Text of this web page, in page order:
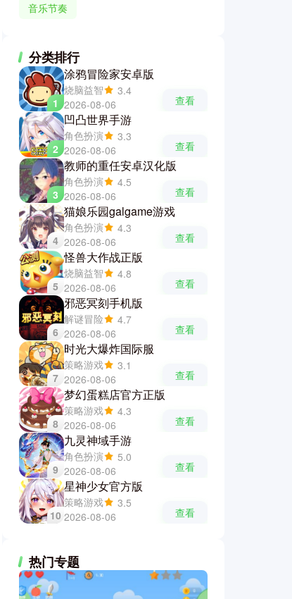
音乐节奏
分类排行
1
涂鸦冒险家安卓版
烧脑益智
3.4
2026-08-06
查看
2
凹凸世界手游
角色扮演
3.3
2026-08-06
查看
3
教师的重任安卓汉化版
角色扮演
4.5
2026-08-06
查看
4
猫娘乐园galgame游戏
角色扮演
4.3
2026-08-06
查看
5
怪兽大作战正版
烧脑益智
4.8
2026-08-06
查看
6
邪恶冥刻手机版
解谜冒险
4.7
2026-08-06
查看
7
时光大爆炸国际服
策略游戏
3.1
2026-08-06
查看
8
梦幻蛋糕店官方正版
策略游戏
4.3
2026-08-06
查看
9
九灵神域手游
角色扮演
5.0
2026-08-06
查看
10
星神少女官方版
策略游戏
3.5
2026-08-06
查看
热门专题